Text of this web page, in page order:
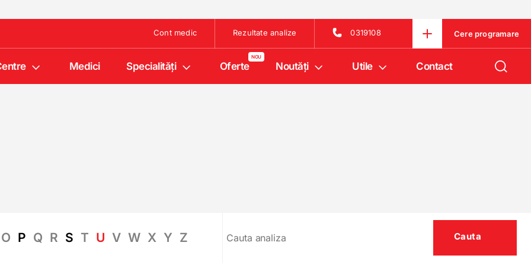
Cont medic Rezultate analize 0319108 Cere programare
Medici Specialități Oferte Noutăţi Utile Contact
O P Q R S T U V W X Y Z